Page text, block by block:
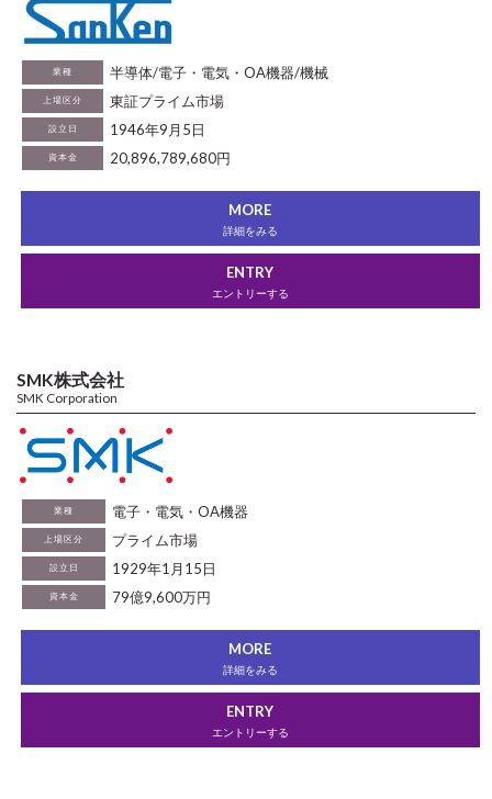
業種 半導体/電子・電気・OA機器/機械
上場区分 東証プライム市場
設立日 1946年9月5日
資本金 20,896,789,680円
MORE
詳細をみる
ENTRY
エントリーする
SMK株式会社
SMK Corporation
業種 電子・電気・OA機器
上場区分 プライム市場
設立日 1929年1月15日
資本金 79億9,600万円
MORE
詳細をみる
ENTRY
エントリーする